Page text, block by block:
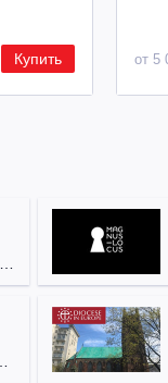
Купить от 5